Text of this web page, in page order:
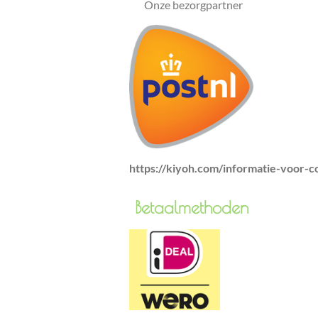
Onze bezorgpartner
https://kiyoh.com/informatie-voor-